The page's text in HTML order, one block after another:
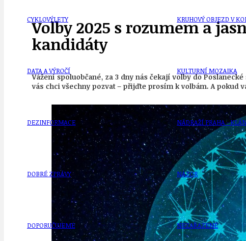
CYKLOVÝLETY
DATA A VÝROČÍ
DEZINFORMACE
DOBRÉ ZPRÁVY
DOPORUČUJEME
KRUHOVÝ OBJEZD V
KULTURNÍ MOZAIKA
NÁDRAŽÍ PRAHA -
NÁZOR
NEZAŘAZENÉ
Volby 2025 s rozumem a
kandidáty
Vážení spoluobčané, za 3 dny nás čekají volby do
vás chci všechny pozvat – přijďte prosím k volbám. A